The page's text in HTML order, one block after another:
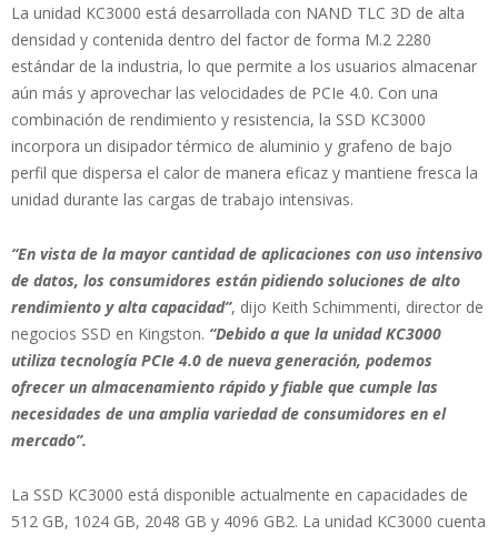
La unidad KC3000 está desarrollada con NAND TLC 3D de alta
densidad y contenida dentro del factor de forma M.2 2280
estándar de la industria, lo que permite a los usuarios almacenar
aún más y aprovechar las velocidades de PCIe 4.0. Con una
combinación de rendimiento y resistencia, la SSD KC3000
incorpora un disipador térmico de aluminio y grafeno de bajo
perfil que dispersa el calor de manera eficaz y mantiene fresca la
unidad durante las cargas de trabajo intensivas.
“En vista de la mayor cantidad de aplicaciones con uso intensivo
de datos, los consumidores están pidiendo soluciones de alto
rendimiento y alta capacidad”, dijo Keith Schimmenti, director de
negocios SSD en Kingston. “Debido a que la unidad KC3000
utiliza tecnología PCIe 4.0 de nueva generación, podemos
ofrecer un almacenamiento rápido y fiable que cumple las
necesidades de una amplia variedad de consumidores en el
mercado”.
La SSD KC3000 está disponible actualmente en capacidades de
512 GB, 1024 GB, 2048 GB y 4096 GB2. La unidad KC3000 cuenta